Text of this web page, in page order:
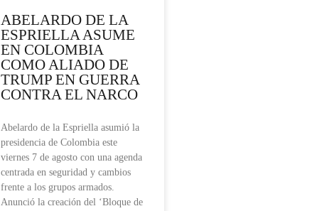
ABELARDO DE LA
ESPRIELLA ASUME
EN COLOMBIA
COMO ALIADO DE
TRUMP EN GUERRA
CONTRA EL NARCO
Abelardo de la Espriella asumió la
presidencia de Colombia este
viernes 7 de agosto con una agenda
centrada en seguridad y cambios
frente a los grupos armados.
Anunció la creación del ‘Bloque de